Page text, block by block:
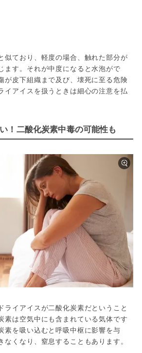
似ており、軽度の場合、触れた部分が
ます。それが中度になると水泡がで
が皮下組織まで及び、壊死に至る危険
イアイスを扱うときは細心の注意を払
！二酸化炭素中毒の可能性も
ライアイスが二酸化炭素だということ
素は空気中にも含まれている気体です
素を吸い込むと呼吸中枢に影響を与
なくなり、窒息することもあります。